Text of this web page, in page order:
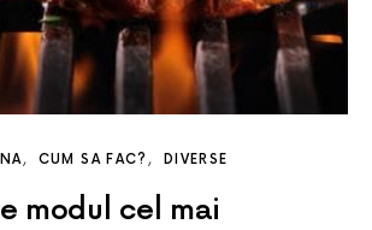
CUM SA FAC? DIVERSE
modul cel mai